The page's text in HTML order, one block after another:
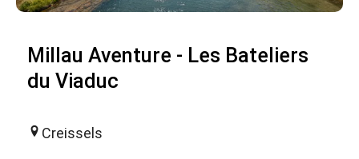
Millau Aventure - Les Bateliers
du Viaduc
Creissels